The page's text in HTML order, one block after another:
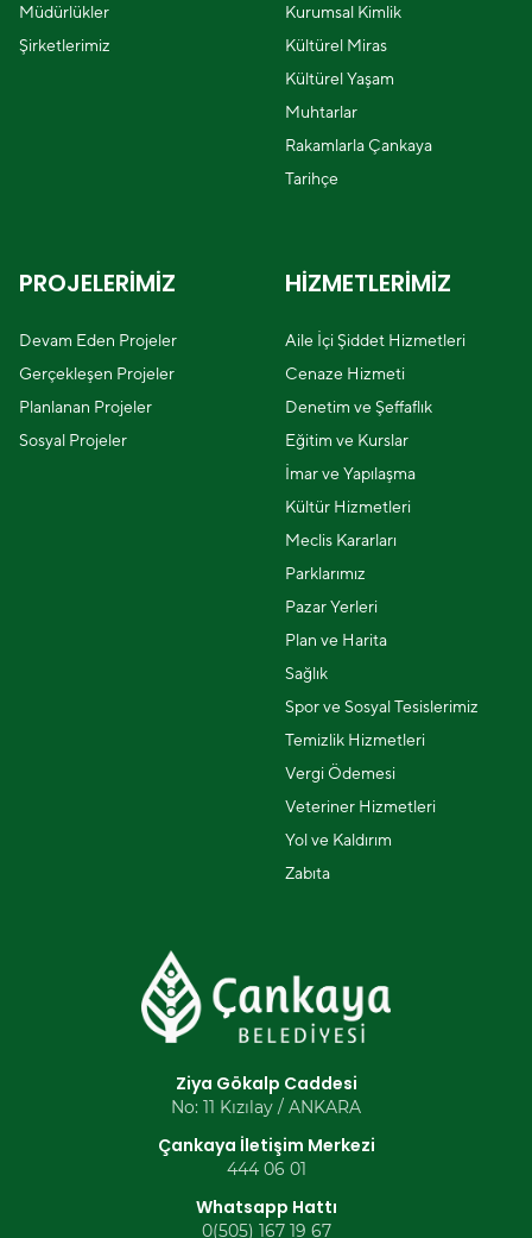
Müdürlükler
Şirketlerimiz
Kurumsal Kimlik
Kültürel Miras
Kültürel Yaşam
Muhtarlar
Rakamlarla Çankaya
Tarihçe
PROJELERİMİZ
Devam Eden Projeler
Gerçekleşen Projeler
Planlanan Projeler
Sosyal Projeler
HİZMETLERİMİZ
Aile İçi Şiddet Hizmetleri
Cenaze Hizmeti
Denetim ve Şeffaflık
Eğitim ve Kurslar
İmar ve Yapılaşma
Kültür Hizmetleri
Meclis Kararları
Parklarımız
Pazar Yerleri
Plan ve Harita
Sağlık
Spor ve Sosyal Tesislerimiz
Temizlik Hizmetleri
Vergi Ödemesi
Veteriner Hizmetleri
Yol ve Kaldırım
Zabıta
Ziya Gökalp Caddesi
No: 11 Kızılay / ANKARA
Çankaya İletişim Merkezi
444 06 01
Whatsapp Hattı
0(505) 167 19 67